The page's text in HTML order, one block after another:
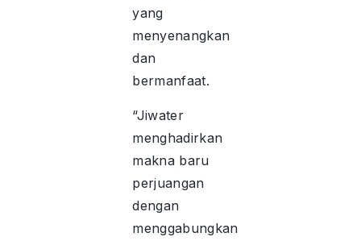
yang
menyenangkan
dan
bermanfaat.
“Jiwater
menghadirkan
makna baru
perjuangan
dengan
menggabungkan